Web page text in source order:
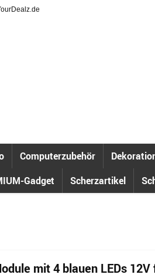
Computerzubehör
Gadget Scherzartikel
mit 4 blauen LEDs